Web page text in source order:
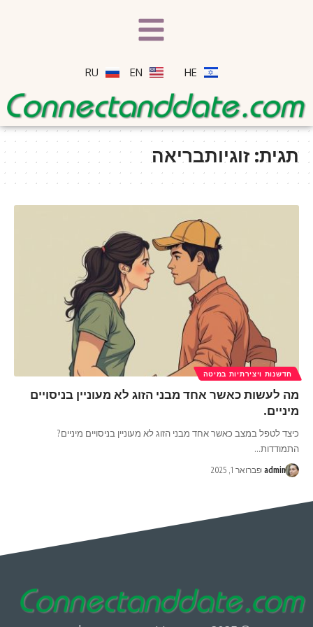
HE
EN
RU
תגית: זוגיותבריאה
חדשנות ויצירתיות במיטה
מה לעשות כאשר אחד מבני הזוג לא מעוניין בניסויים
מיניים.
כיצד לטפל במצב כאשר אחד מבני הזוג לא מעוניין בניסויים מיניים?
התמודדות…
admin פברואר 1, 2025